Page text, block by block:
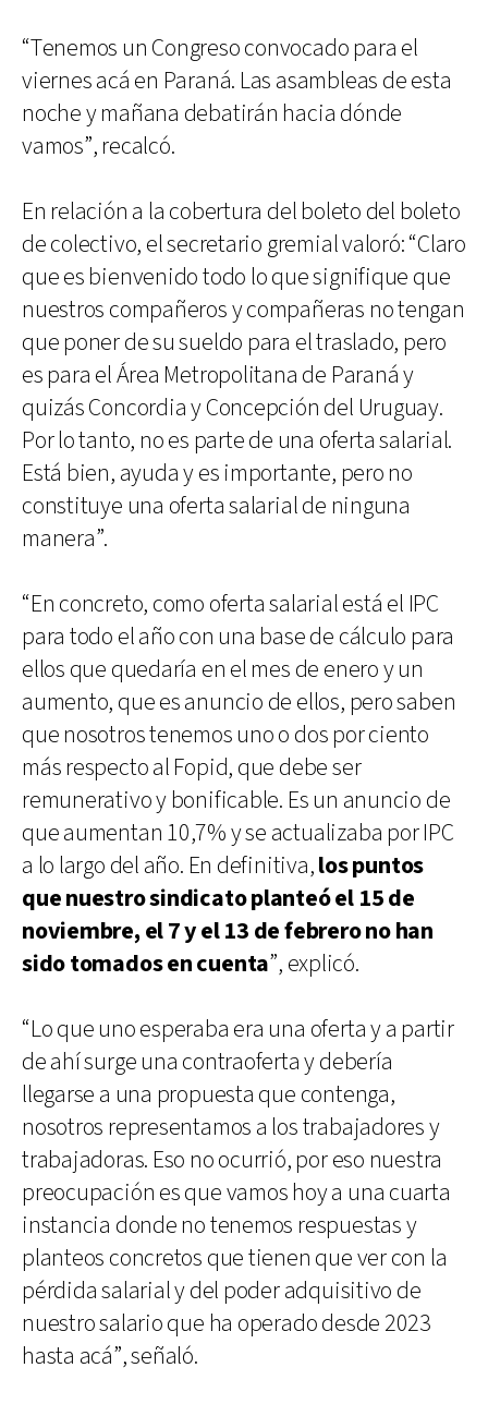
“Tenemos un Congreso convocado para el
viernes acá en Paraná. Las asambleas de esta
noche y mañana debatirán hacia dónde
vamos”, recalcó.
En relación a la cobertura del boleto del boleto
de colectivo, el secretario gremial valoró: “Claro
que es bienvenido todo lo que signifique que
nuestros compañeros y compañeras no tengan
que poner de su sueldo para el traslado, pero
es para el Área Metropolitana de Paraná y
quizás Concordia y Concepción del Uruguay.
Por lo tanto, no es parte de una oferta salarial.
Está bien, ayuda y es importante, pero no
constituye una oferta salarial de ninguna
manera”.
“En concreto, como oferta salarial está el IPC
para todo el año con una base de cálculo para
ellos que quedaría en el mes de enero y un
aumento, que es anuncio de ellos, pero saben
que nosotros tenemos uno o dos por ciento
más respecto al Fopid, que debe ser
remunerativo y bonificable. Es un anuncio de
que aumentan 10,7% y se actualizaba por IPC
a lo largo del año. En definitiva,los puntos
que nuestro sindicato planteó el 15 de
noviembre, el 7 y el 13 de febrero no han
sido tomados en cuenta”, explicó.
“Lo que uno esperaba era una oferta y a partir
de ahí surge una contraoferta y debería
llegarse a una propuesta que contenga,
nosotros representamos a los trabajadores y
trabajadoras. Eso no ocurrió, por eso nuestra
preocupación es que vamos hoy a una cuarta
instancia donde no tenemos respuestas y
planteos concretos que tienen que ver con la
pérdida salarial y del poder adquisitivo de
nuestro salario que ha operado desde 2023
hasta acá”, señaló.